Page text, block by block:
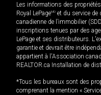
Les informations des
Royal LePageMD et du service
canadienne de l’immobilier
inscriptions tenues par des
LePage et ses distributeurs.
garantie et devrait être
appartient à l'Association
REALTOR.ca Installation de
*Tous les bureaux sont des
comprenant la mention «